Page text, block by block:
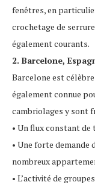
fenêtres, en
crochetage de
également courants.
2. Barcelone,
Barcelone est
également connue
cambriolages y sont
• Un flux constant de
• Une forte
nombreux
• L’activité de